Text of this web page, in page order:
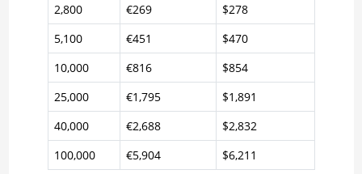
2,800
€269
$278
5,100
€451
$470
10,000
€816
$854
25,000
€1,795
$1,891
40,000
€2,688
$2,832
100,000
€5,904 $6,211